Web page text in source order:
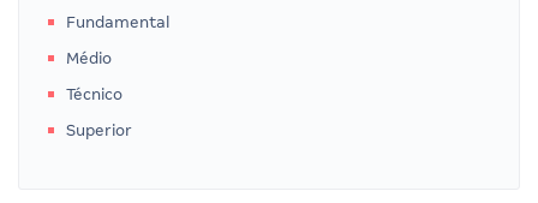
Fundamental
Médio
Técnico
Superior